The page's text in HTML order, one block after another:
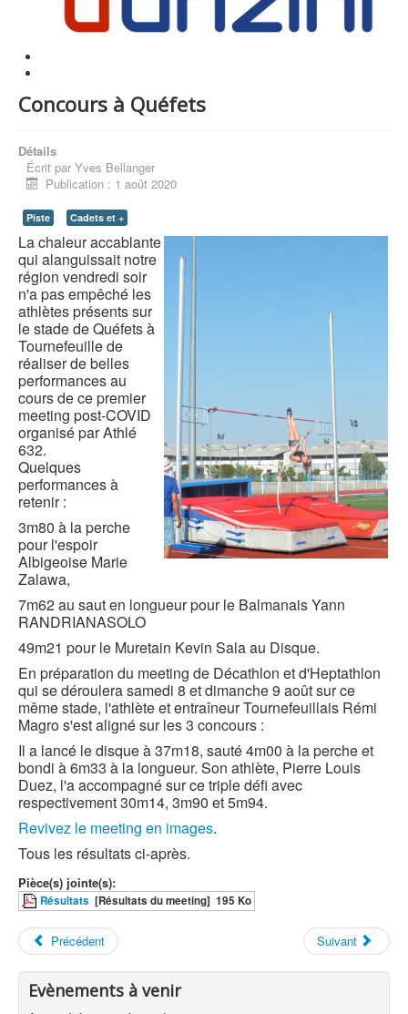
Concours à Quéfets
Détails
Écrit par Yves Bellanger
Publication : 1 août 2020
Piste Cadets et +
La chaleur accablante
qui alanguissait notre
région vendredi soir
n'a pas empêché les
athlètes présents sur
le stade de Quéfets à
Tournefeuille de
réaliser de belles
performances au
cours de ce premier
meeting post-COVID
organisé par Athlé
632.
Quelques
performances à
retenir :
3m80 à la perche
pour l'espoir
Albigeoise Marie
Zalawa,
7m62 au saut en longueur pour le Balmanais Yann
RANDRIANASOLO
49m21 pour le Muretain Kevin Sala au Disque.
En préparation du meeting de Décathlon et d'Heptathlon
qui se déroulera samedi 8 et dimanche 9 août sur ce
même stade, l'athlète et entraîneur Tournefeuillais Rémi
Magro s'est aligné sur les 3 concours :
Il a lancé le disque à 37m18, sauté 4m00 à la perche et
bondi à 6m33 à la longueur. Son athlète, Pierre Louis
Duez, l'a accompagné sur ce triple défi avec
respectivement 30m14, 3m90 et 5m94.
Revivez le meeting en images.
Tous les résultats ci-après.
Pièce(s) jointe(s):
Résultats [Résultats du meeting] 195 Ko
Précédent Suivant
Evènements à venir